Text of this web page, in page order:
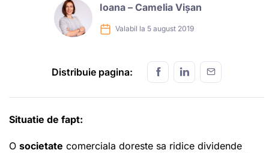
Ioana – Camelia Vișan
Valabil la 5 august 2019
Distribuie pagina:
Situatie de fapt:
O societate comerciala doreste sa ridice dividende